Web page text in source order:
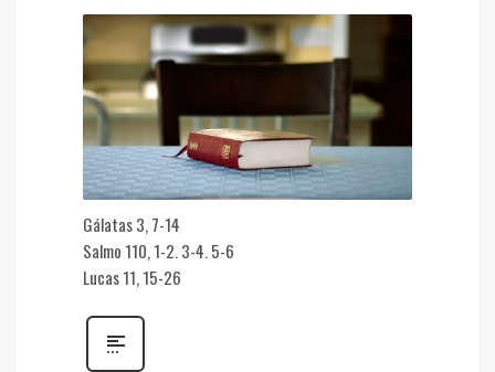
Gálatas 3, 7-14
Salmo 110, 1-2. 3-4. 5-6
Lucas 11, 15-26